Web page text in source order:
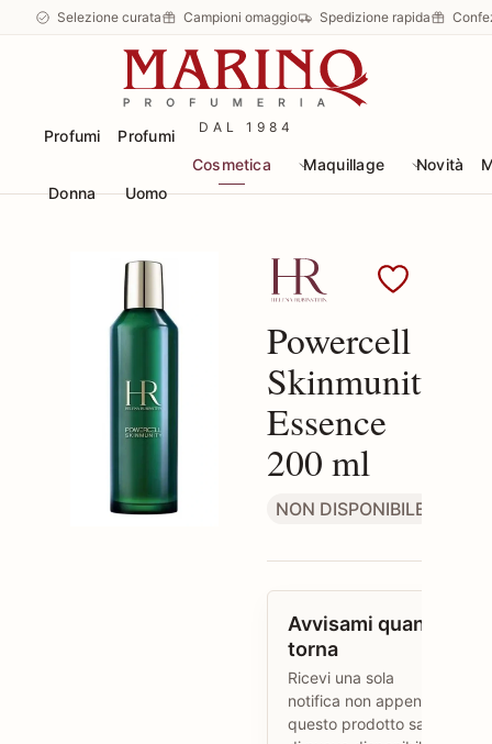
Selezione curata Campioni omaggio Spedizione rapida
DAL 1984
Profumi
Donna
Profumi
Uomo
Cosmetica Maquillage Novità
Scopri i prodotti
Powercell
Skinmunity
Essence
200 ml
NON DISPONIBILE
Avvisami quando
torna
Ricevi una sola
notifica non appena
questo prodotto sarà